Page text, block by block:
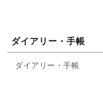
ダイアリー・手帳
ダイアリー・手帳